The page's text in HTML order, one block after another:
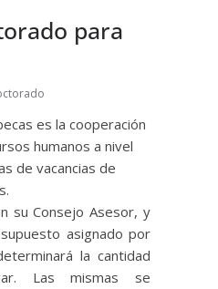
es la cooperación
humanos a nivel
de vacancias de
su Consejo Asesor, y
asignado por
la cantidad
Las mismas se